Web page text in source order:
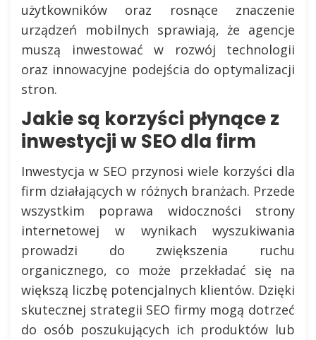
użytkowników oraz rosnące znaczenie
urządzeń mobilnych sprawiają, że agencje
muszą inwestować w rozwój technologii
oraz innowacyjne podejścia do optymalizacji
stron.
Jakie są korzyści płynące z
inwestycji w SEO dla firm
Inwestycja w SEO przynosi wiele korzyści dla
firm działających w różnych branżach. Przede
wszystkim poprawa widoczności strony
internetowej w wynikach wyszukiwania
prowadzi do zwiększenia ruchu
organicznego, co może przekładać się na
większą liczbę potencjalnych klientów. Dzięki
skutecznej strategii SEO firmy mogą dotrzeć
do osób poszukujących ich produktów lub